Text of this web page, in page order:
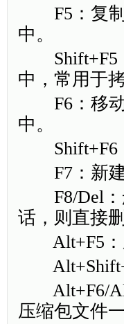
F5：复制
中。
Shift+F5
中，常用于
F6：移动
中。
Shift+F6
F7：新建
F8/Del：
话，则直接
Alt+F5：
Alt+F6/
压缩包文件